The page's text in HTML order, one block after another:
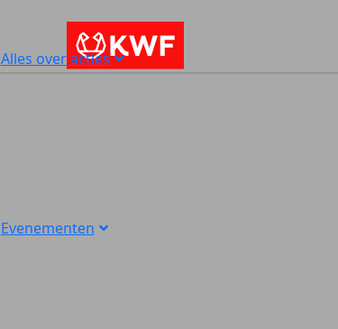
Alles over acties
Evenementen